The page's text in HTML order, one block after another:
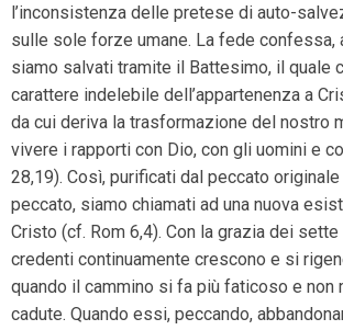
l’inconsistenza delle pretese di auto-
sulle sole forze umane. La fede confessa,
siamo salvati tramite il Battesimo, il quale
carattere indelebile dell’appartenenza a
da cui deriva la trasformazione del nostro
vivere i rapporti con Dio, con gli uomini e
28,19). Così, purificati dal peccato
peccato, siamo chiamati ad una nuova
Cristo (cf. Rom 6,4). Con la grazia dei
credenti continuamente crescono e si
quando il cammino si fa più faticoso e non
cadute. Quando essi, peccando,